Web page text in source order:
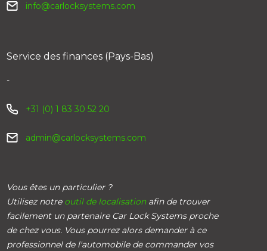
info@carlocksystems.com
Service des finances (Pays-Bas)
-
+31 (0) 1 83 30 52 20
admin@carlocksystems.com
Vous êtes un particulier ?
Utilisez notre outil de localisationafin de trouver
facilement un partenaire Car Lock Systems proche
de chez vous. Vous pourrez alors demander à ce
professionnel de l'automobile de commander vos